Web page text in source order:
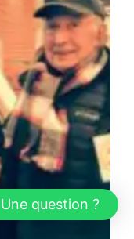
Une question ?